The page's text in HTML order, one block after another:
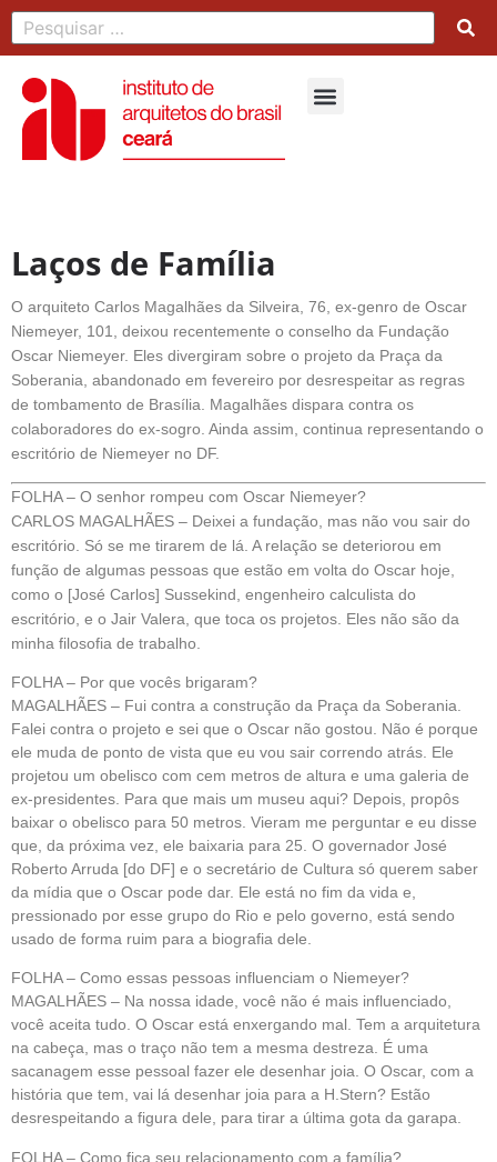
Laços de Família
O arquiteto Carlos Magalhães da Silveira, 76, ex-genro de Oscar
Niemeyer, 101, deixou recentemente o conselho da Fundação
Oscar Niemeyer. Eles divergiram sobre o projeto da Praça da
Soberania, abandonado em fevereiro por desrespeitar as regras
de tombamento de Brasília. Magalhães dispara contra os
colaboradores do ex-sogro. Ainda assim, continua representando o
escritório de Niemeyer no DF.
FOLHA – O senhor rompeu com Oscar Niemeyer?
CARLOS MAGALHÃES – Deixei a fundação, mas não vou sair do
escritório. Só se me tirarem de lá. A relação se deteriorou em
função de algumas pessoas que estão em volta do Oscar hoje,
como o [José Carlos] Sussekind, engenheiro calculista do
escritório, e o Jair Valera, que toca os projetos. Eles não são da
minha filosofia de trabalho.
FOLHA – Por que vocês brigaram?
MAGALHÃES – Fui contra a construção da Praça da Soberania.
Falei contra o projeto e sei que o Oscar não gostou. Não é porque
ele muda de ponto de vista que eu vou sair correndo atrás. Ele
projetou um obelisco com cem metros de altura e uma galeria de
ex-presidentes. Para que mais um museu aqui? Depois, propôs
baixar o obelisco para 50 metros. Vieram me perguntar e eu disse
que, da próxima vez, ele baixaria para 25. O governador José
Roberto Arruda [do DF] e o secretário de Cultura só querem saber
da mídia que o Oscar pode dar. Ele está no fim da vida e,
pressionado por esse grupo do Rio e pelo governo, está sendo
usado de forma ruim para a biografia dele.
FOLHA – Como essas pessoas influenciam o Niemeyer?
MAGALHÃES – Na nossa idade, você não é mais influenciado,
você aceita tudo. O Oscar está enxergando mal. Tem a arquitetura
na cabeça, mas o traço não tem a mesma destreza. É uma
sacanagem esse pessoal fazer ele desenhar joia. O Oscar, com a
história que tem, vai lá desenhar joia para a H.Stern? Estão
desrespeitando a figura dele, para tirar a última gota da garapa.
FOLHA – Como fica seu relacionamento com a família?